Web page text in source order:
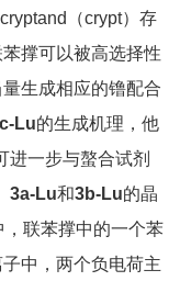
（crypt）存
撑可以被高选择性
生成相应的镥配合
c-Lu的生成机理，他
进一步与螯合试剂
3a-Lu和3b-Lu的晶
联苯撑中的一个苯
中，两个负电荷主